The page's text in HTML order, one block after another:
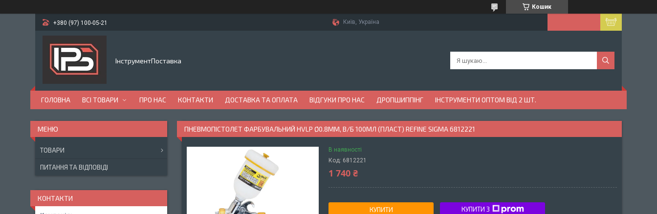
Кошик
+380 (97) 100-05-21 Київ, Україна
ІнструментПоставка
ГОЛОВНА ВСІ ТОВАРИ ПРО НАС КОНТАКТИ ДОСТАВКА ТА ОПЛАТА ВІДГУКИ ПРО НАС ДРОПШИППІНГ ІНСТРУМЕНТИ ОПТОМ ВІД 2 ШТ.
ПНЕВМОПІСТОЛЕТ ФАРБУВАЛЬНИЙ HVLP Ø0.8ММ, В/Б 100МЛ (ПЛАСТ) REFINE SIGMA 6812221
В наявності
Код: 6812221
1 740 ₴
КУПИТИ КУПИТИ З
ТОВАРИ
ПИТАННЯ ТА ВІДПОВІДІ
КОНТАКТИ